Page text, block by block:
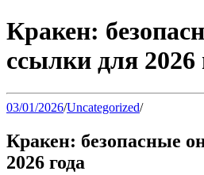
Кракен:
ссылки для 2026
03/01/2026/Uncategorized/
Кракен: безопасные
2026 года